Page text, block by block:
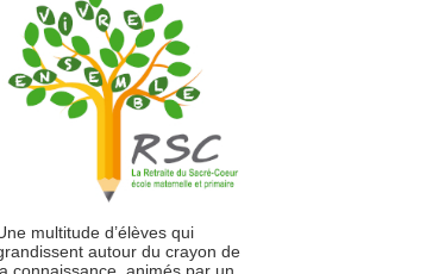
multitude d’élèves qui
autour du crayon de